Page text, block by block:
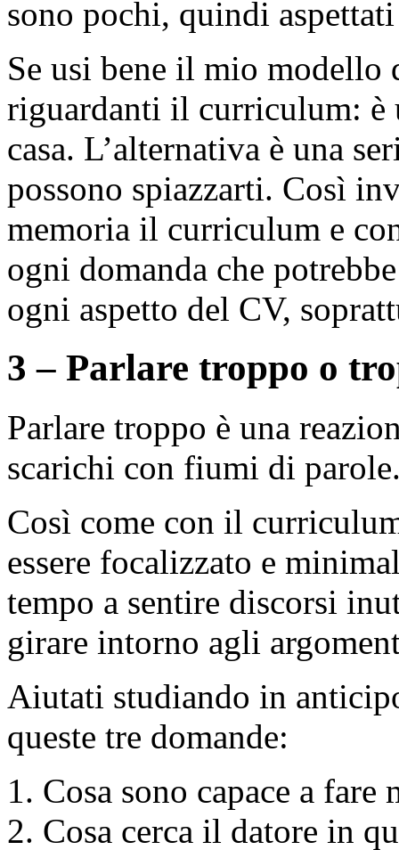
sono pochi, quindi
Se usi bene il mio modello
riguardanti il curriculum: è
casa. L’alternativa è una
possono spiazzarti. Così
memoria il curriculum e
ogni domanda che
ogni aspetto del CV,
3 – Parlare troppo o
Parlare troppo è una
scarichi con fiumi di
Così come con il
essere focalizzato e
tempo a sentire discorsi
girare intorno agli
Aiutati studiando in
queste tre domande:
Cosa sono capace a
Cosa cerca il datore in